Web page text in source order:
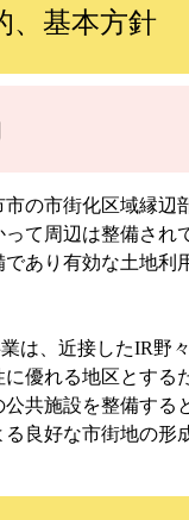
、基本方針
の市街化区域縁辺
て周辺は整備され
あり有効な土地利
したIR野々市
優れる地区とする
共施設を整備する
良好な市街地の形